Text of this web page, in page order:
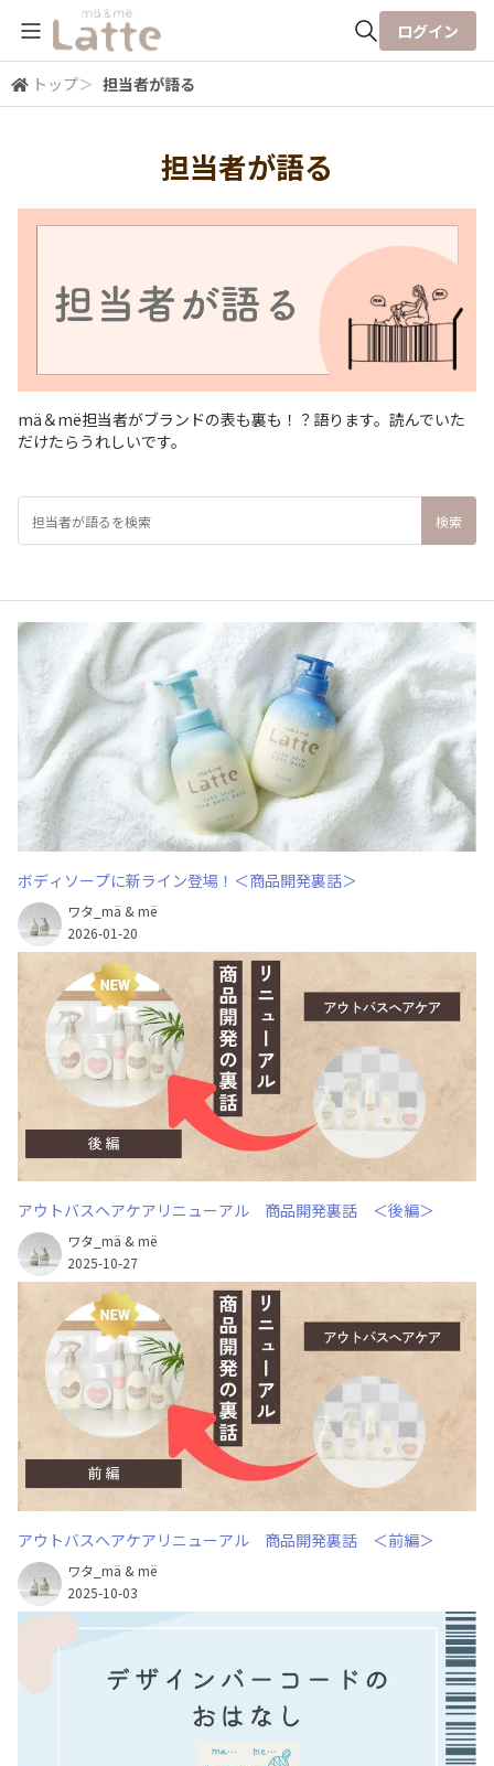
全体検索
ログイン
トップ＞ 担当者が語る
担当者が語る
mä＆më担当者がブランドの表も裏も！？語ります。読んでいた
だけたらうれしいです。
ボディソープに新ライン登場！＜商品開発裏話＞
ワタ_mä & më
2026-01-20
アウトバスヘアケアリニューアル 商品開発裏話 ＜後編＞
ワタ_mä & më
2025-10-27
アウトバスヘアケアリニューアル 商品開発裏話 ＜前編＞
ワタ_mä & më
2025-10-03